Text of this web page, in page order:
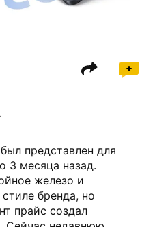
представлен для
3 месяца назад.
железо и
бренда, но
прайс создал